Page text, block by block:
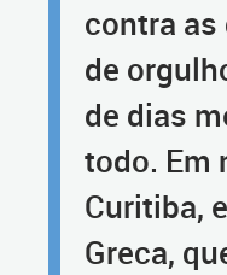
contra as
de
de dias
todo. Em
Curitiba,
Greca,